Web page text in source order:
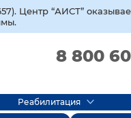
Центр “АИСТ”
8 800
Реабилитация